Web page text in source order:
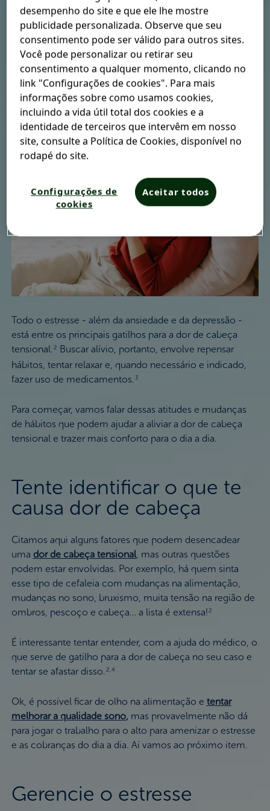
Dor de cabeça
tensional: como
aliviar?
Todo o estresse - além da ansiedade e da depressão -
está entre os principais gatilhos para a dor de cabeça
tensional.
2 Buscar alívio, portanto, envolve repensar
hábitos, tentar relaxar e, quando necessário e indicado,
fazer uso de medicamentos. 3
Para começar, vamos falar dessas atitudes e mudanças
de hábitos que podem ajudar a aliviar a dor de cabeça
tensional e trazer mais conforto para o dia a dia.
Tente identificar o que te
causa dor de cabeça
Citamos aqui alguns fatores que podem desencadear
uma dor de cabeça tensional, mas outras questões
podem estar envolvidas. Por exemplo, há quem sinta
esse tipo de cefaleia com mudanças na alimentação,
mudanças no sono, bruxismo, muita tensão na região de
ombros, pescoço e cabeça… a lista é extensa!2
É interessante tentar entender, com a ajuda do médico, o
que serve de gatilho para a dor de cabeça no seu caso e
tentar se afastar disso. 2,4
Ok, é possível ficar de olho na alimentação e tentar
melhorar a qualidade sono, mas provavelmente não dá
para jogar o trabalho para o alto para amenizar o estresse
e as cobranças do dia a dia. Aí vamos ao próximo item.
Gerencie o estresse
desempenho do site e que ele lhe mostre
publicidade personalizada. Observe que seu
consentimento pode ser válido para outros sites.
Você pode personalizar ou retirar seu
consentimento a qualquer momento, clicando no
link "Configurações de cookies". Para mais
informações sobre como usamos cookies,
incluindo a vida útil total dos cookies e a
identidade de terceiros que intervêm em nosso
site, consulte a Política de Cookies, disponível no
rodapé do site.
Configurações de
cookies
Aceitar todos